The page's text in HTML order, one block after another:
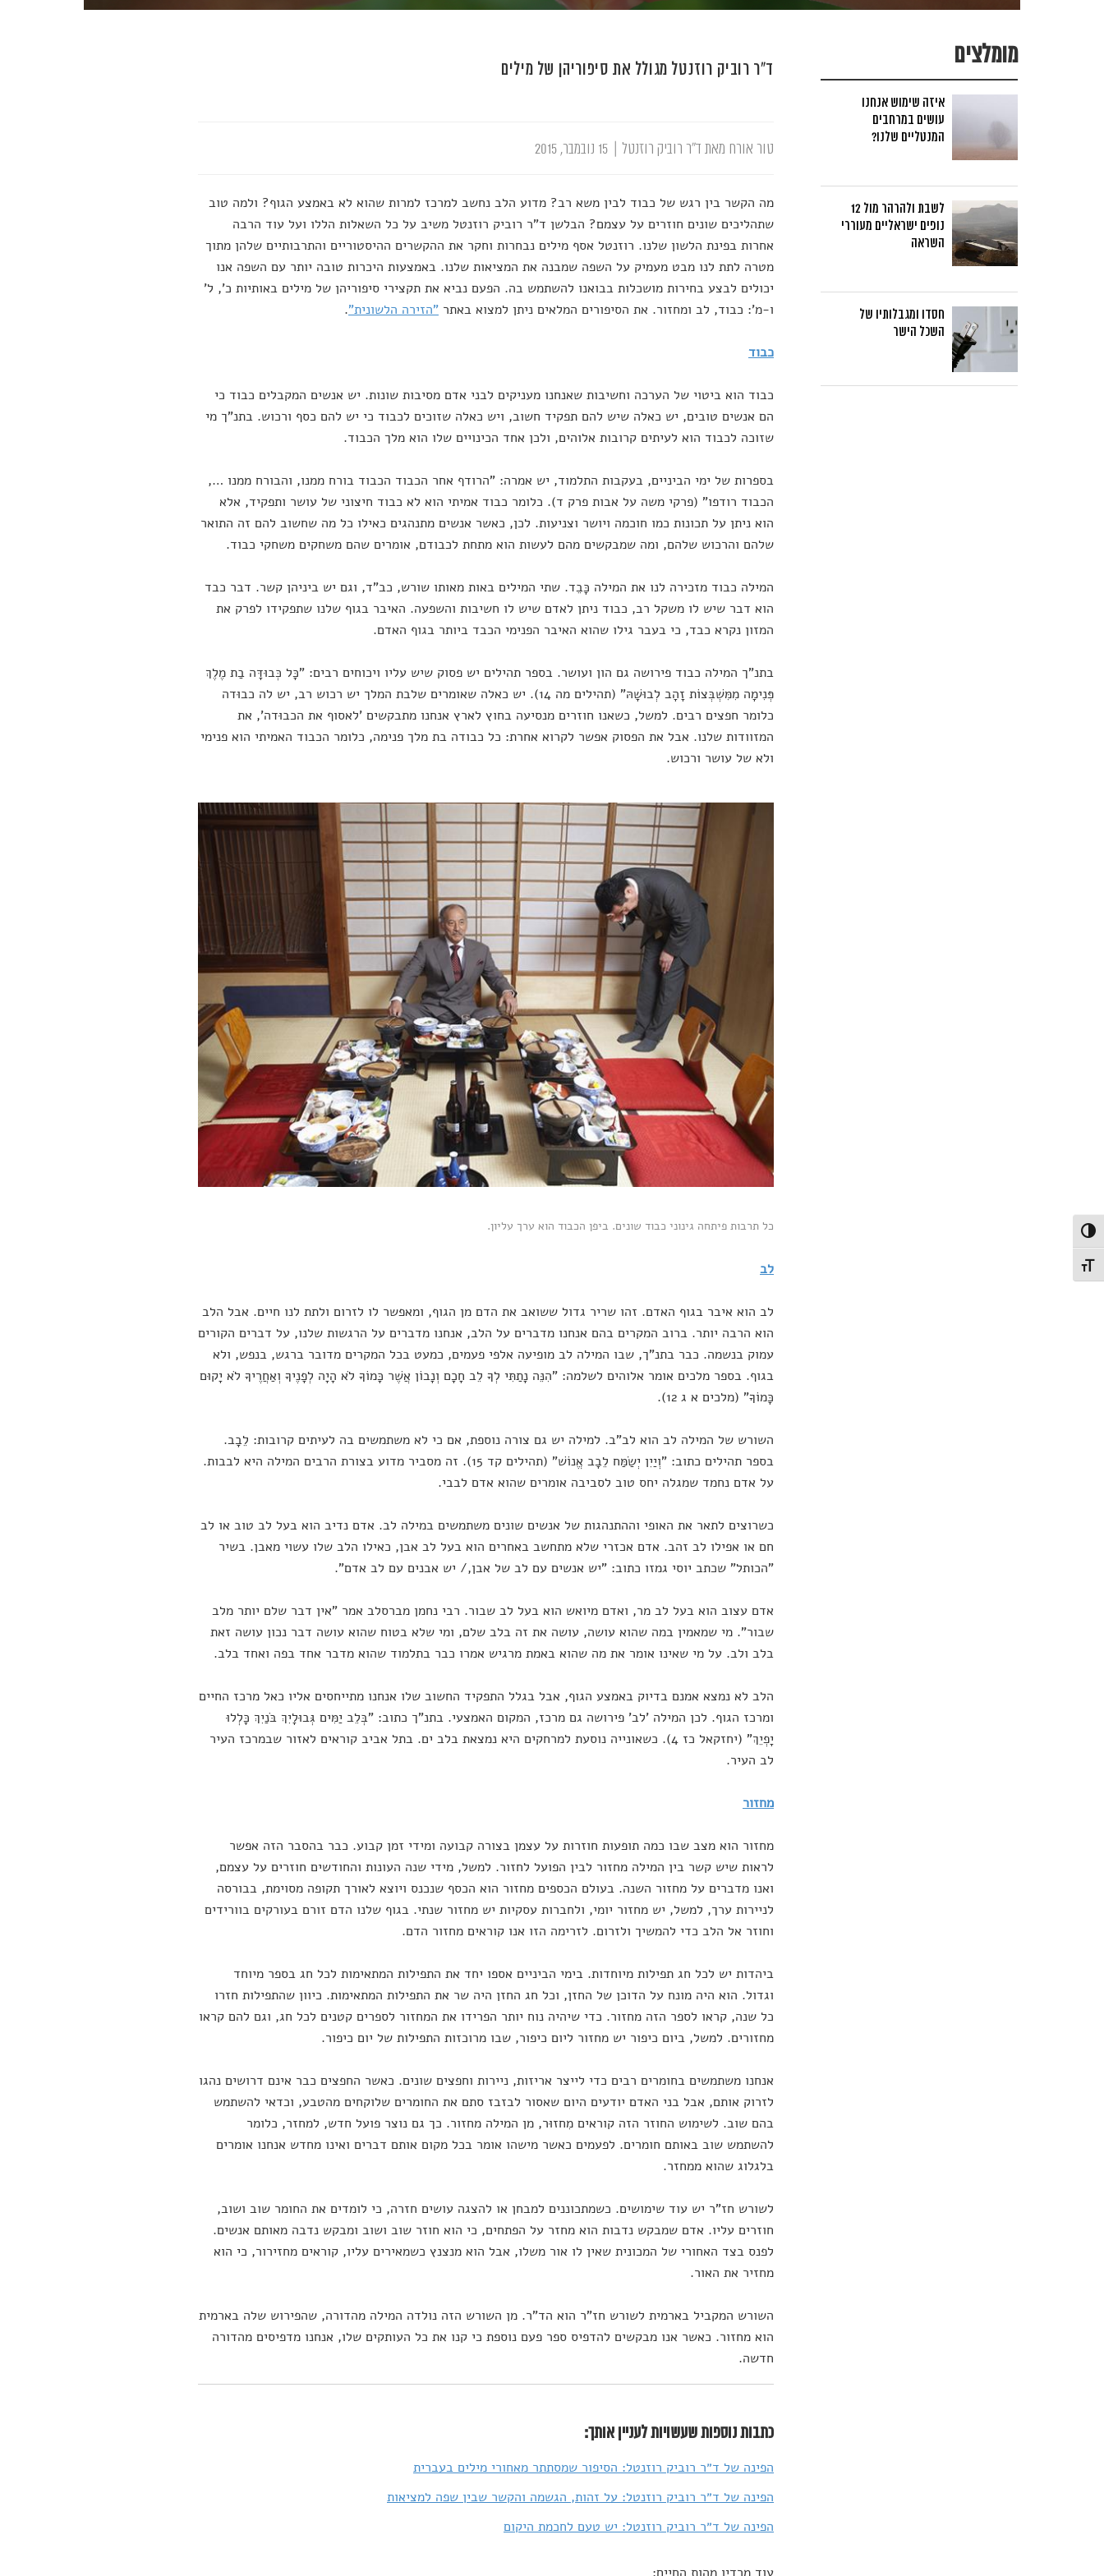
הפעל/כבה ניגודיות גבוהה
מתג גודל גופן
ד"ר רוביק רוזנטל מגולל את סיפוריהן של מילים
טור אורח מאת ד"ר רוביק רוזנטל
מה הקשר בין רגש של כבוד לבין משא רב? מדוע הלב נחשב למרכז למרות שהוא לא באמצע הגוף? ולמה טוב
שתהליכים שונים חוזרים על עצמם? הבלשן ד"ר רוביק רוזנטל משיב על כל השאלות הללו ועל עוד הרבה
אחרות בפינת הלשון שלנו. רוזנטל אסף מילים נבחרות וחקר את ההקשרים ההיסטוריים והתרבותיים שלהן מתוך
מטרה לתת לנו מבט מעמיק על השפה שמבנה את המציאות שלנו. באמצעות היכרות טובה יותר עם השפה אנו
יכולים לבצע בחירות מושכלות בבואנו להשתמש בה. הפעם נביא את תקצירי סיפוריהן של מילים באותיות כ', ל'
ו-מ': כבוד, לב ומחזור. את הסיפורים המלאים ניתן למצוא באתר "הזירה הלשונית".
כבוד
כבוד הוא ביטוי של הערכה וחשיבות שאנחנו מעניקים לבני אדם מסיבות שונות. יש אנשים המקבלים כבוד כי
הם אנשים טובים, יש כאלה שיש להם תפקיד חשוב, ויש כאלה שזוכים לכבוד כי יש להם כסף ורכוש. בתנ"ך מי
שזוכה לכבוד הוא לעיתים קרובות אלוהים, ולכן אחד הכינויים שלו הוא מלך הכבוד.
בספרות של ימי הביניים, בעקבות התלמוד, יש אמרה: "הרודף אחר הכבוד הכבוד בורח ממנו, והבורח ממנו …,
הכבוד רודפו" (פרקי משה על אבות פרק ד). כלומר כבוד אמיתי הוא לא כבוד חיצוני של עושר ותפקיד, אלא
הוא ניתן על תכונות כמו חוכמה ויושר וצניעות. לכן, כאשר אנשים מתנהגים כאילו כל מה שחשוב להם זה התואר
שלהם והרכוש שלהם, ומה שמבקשים מהם לעשות הוא מתחת לכבודם, אומרים שהם משחקים משחקי כבוד.
המילה כבוד מזכירה לנו את המילה כָּבֵד. שתי המילים באות מאותו שורש, כב"ד, וגם יש ביניהן קשר. דבר כבד
הוא דבר שיש לו משקל רב, כבוד ניתן לאדם שיש לו חשיבות והשפעה. האיבר בגוף שלנו שתפקידו לפרק את
המזון נקרא כבד, כי בעבר גילו שהוא האיבר הפנימי הכבד ביותר בגוף האדם.
בתנ"ך המילה כבוד פירושה גם הון ועושר. בספר תהילים יש פסוק שיש עליו ויכוחים רבים: "כָּל כְּבוּדָּה בַת מֶלֶךְ
פְּנִימָה מִמִּשְׁבְּצוֹת זָהָב לְבוּשָׁהּ" (תהילים מה 14). יש כאלה שאומרים שלבת המלך יש רכוש רב, יש לה כבוּדה
כלומר חפצים רבים. למשל, כשאנו חוזרים מנסיעה בחוץ לארץ אנחנו מתבקשים 'לאסוף את הכבוּדה', את
המזוודות שלנו. אבל את הפסוק אפשר לקרוא אחרת: כל כבודה בת מלך פנימה, כלומר הכבוד האמיתי הוא פנימי
ולא של עושר ורכוש.
כל תרבות פיתחה גינוני כבוד שונים. ביפן הכבוד הוא ערך עליון.
לב
לב הוא איבר בגוף האדם. זהו שריר גדול ששואב את הדם מן הגוף, ומאפשר לו לזרום ולתת לנו חיים. אבל הלב
הוא הרבה יותר. ברוב המקרים בהם אנחנו מדברים על הלב, אנחנו מדברים על הרגשות שלנו, על דברים הקורים
עמוק בנשמה. כבר בתנ"ך, שבו המילה לב מופיעה אלפי פעמים, כמעט בכל המקרים מדובר ברגש, בנפש, ולא
בגוף. בספר מלכים אומר אלוהים לשלמה: "הִנֵּה נָתַתִּי לְךָ לֵב חָכָם וְנָבוֹן אֲשֶׁר כָּמוֹךָ לֹא הָיָה לְפָנֶיךָ וְאַחֲרֶיךָ לֹא יָקוּם
כָּמוֹךָ" (מלכים א ג 12).
השורש של המילה לב הוא לב"ב. למילה יש גם צורה נוספת, אם כי לא משתמשים בה לעיתים קרובות: לֵבָב.
בספר תהילים כתוב: "וְיַיִן יְשַׂמַּח לֵבָב אֱנוֹשׁ" (תהילים קד 15). זה מסביר מדוע בצורת הרבים המילה היא לבבות.
על אדם נחמד שמגלה יחס טוב לסביבה אומרים שהוא אדם לבבי.
כשרוצים לתאר את האופי וההתנהגות של אנשים שונים משתמשים במילה לב. אדם נדיב הוא בעל לב טוב או לב
חם או אפילו לב זהב. אדם אכזרי שלא מתחשב באחרים הוא בעל לב אבן, כאילו הלב שלו עשוי מאבן. בשיר
"הכותל" שכתב יוסי גמזו כתוב: "יש אנשים עם לב של אבן,/ יש אבנים עם לב אדם".
אדם עצוב הוא בעל לב מר, ואדם מיואש הוא בעל לב שבור. רבי נחמן מברסלב אמר "אין דבר שלם יותר מלב
שבור". מי שמאמין במה שהוא עושה, עושה את זה בלב שלם, ומי שלא בטוח שהוא עושה דבר נכון עושה זאת
בלב ולב. על מי שאינו אומר את מה שהוא באמת מרגיש אמרו כבר בתלמוד שהוא מדבר אחד בפה ואחד בלב.
הלב לא נמצא אמנם בדיוק באמצע הגוף, אבל בגלל התפקיד החשוב שלו אנחנו מתייחסים אליו כאל מרכז החיים
ומרכז הגוף. לכן המילה 'לב' פירושה גם מרכז, המקום האמצעי. בתנ"ך כתוב: "בְּלֵב יַמִּים גְּבוּלָיִךְ בֹּנַיִךְ כָּלְלוּ
יָפְיֵךְ" (יחזקאל כז 4). כשאונייה נוסעת למרחקים היא נמצאת בלב ים. בתל אביב קוראים לאזור שבמרכז העיר
לב העיר.
מחזור
מחזור הוא מצב שבו כמה תופעות חוזרות על עצמן בצורה קבועה ומידי זמן קבוע. כבר בהסבר הזה אפשר
לראות שיש קשר בין המילה מחזור לבין הפועל לחזור. למשל, מידי שנה העונות והחודשים חוזרים על עצמם,
ואנו מדברים על מחזור השנה. בעולם הכספים מחזור הוא הכסף שנכנס ויוצא לאורך תקופה מסוימת, בבורסה
לניירות ערך, למשל, יש מחזור יומי, ולחברות עסקיות יש מחזור שנתי. בגוף שלנו הדם זורם בעורקים בוורידים
וחוזר אל הלב כדי להמשיך ולזרום. לזרימה הזו אנו קוראים מחזור הדם.
ביהדות יש לכל חג תפילות מיוחדות. בימי הביניים אספו יחד את התפילות המתאימות לכל חג בספר מיוחד
וגדול. הוא היה מונח על הדוכן של החזן, וכל חג החזן היה שר את התפילות המתאימות. כיוון שהתפילות חזרו
כל שנה, קראו לספר הזה מחזור. כדי שיהיה נוח יותר הפרידו את המחזור לספרים קטנים לכל חג, וגם להם קראו
מחזורים. למשל, ביום כיפור יש מחזור ליום כיפור, שבו מרוכזות התפילות של יום כיפור.
אנחנו משתמשים בחומרים רבים כדי לייצר אריזות, ניירות וחפצים שונים. כאשר החפצים כבר אינם דרושים נהגו
לזרוק אותם, אבל בני האדם יודעים היום שאסור לבזבז סתם את החומרים שלוקחים מהטבע, וכדאי להשתמש
בהם שוב. לשימוש החוזר הזה קוראים מִחזוּר, מן המילה מחזור. כך גם נוצר פועל חדש, למחזר, כלומר
להשתמש שוב באותם חומרים. לפעמים כאשר מישהו אומר בכל מקום אותם דברים ואינו מחדש אנחנו אומרים
בלגלוג שהוא ממחזר.
לשורש חז"ר יש עוד שימושים. כשמתכוננים למבחן או להצגה עושים חזרה, כי לומדים את החומר שוב ושוב,
חוזרים עליו. אדם שמבקש נדבות הוא מחזר על הפתחים, כי הוא חוזר שוב ושוב ומבקש נדבה מאותם אנשים.
לפנס בצד האחורי של המכונית שאין לו אור משלו, אבל הוא מנצנץ כשמאירים עליו, קוראים מחזירור, כי הוא
מחזיר את האור.
השורש המקביל בארמית לשורש חז"ר הוא הד"ר. מן השורש הזה נולדה המילה מהדורה, שהפירוש שלה בארמית
הוא מחזור. כאשר אנו מבקשים להדפיס ספר פעם נוספת כי קנו את כל העותקים שלו, אנחנו מדפיסים מהדורה
חדשה.
כתבות נוספות שעשויות לעניין אותך:
הפינה של ד״ר רוביק רוזנטל: הסיפור שמסתתר מאחורי מילים בעברית
הפינה של ד״ר רוביק רוזנטל: על זהות, הגשמה והקשר שבין שפה למציאות
הפינה של ד״ר רוביק רוזנטל: יש טעם לחכמת היקום
מומלצים
איזה שימוש אנחנו
עושים במרחבים
המנטליים שלנו?
לשבת ולהרהר מול 12
נופים ישראליים מעוררי
השראה
חסדו ומגבלותיו של
השכל הישר